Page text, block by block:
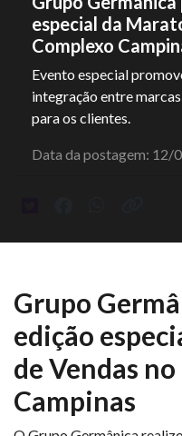
especial da
Complexo
Evento especial
integração entre
para os clientes.
Data da postagem: 12/
Grupo
edição
de Vendas
Campinas